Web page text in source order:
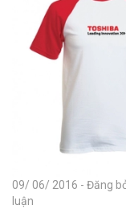
09/ 06/ 2016 - Đăng
luận